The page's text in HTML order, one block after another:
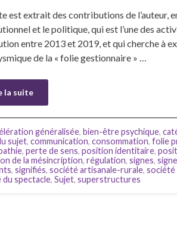
est extrait des contributions de l’auteur,
et le politique, qui est l’une des
entre 2013 et 2019, et qui cherche à
de la « folie gestionnaire » …
la suite
généralisée, bien-être psychique,
sujet, communication, consommation, folie
, perte de sens, position identitaire,
de la mésincription, régulation, signes,
, signifiés, société artisanale-rurale, société
du spectacle, Sujet, superstructures